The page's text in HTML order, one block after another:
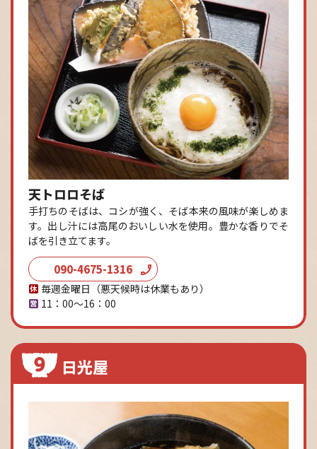
天トロロそば
手打ちのそばは、コシが強く、そば本来の風味が楽しめま
す。出し汁には高尾のおいしい水を使用。豊かな香りでそ
ばを引き立てます。
090-4675-1316
毎週金曜日（悪天候時は休業もあり）
11：00～16：00
日光屋